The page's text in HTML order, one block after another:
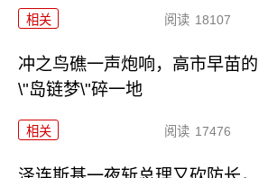
相关 阅读 18107
冲之鸟礁一声炮响，高市早苗的
\"岛链梦\"碎一地
相关 阅读 17476